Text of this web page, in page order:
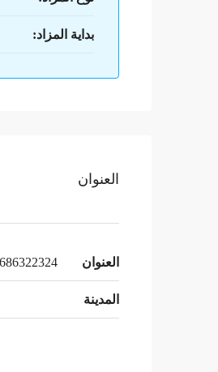
بداية المزاد:
العنوان
العنوان 43.97303405804058
المدينة